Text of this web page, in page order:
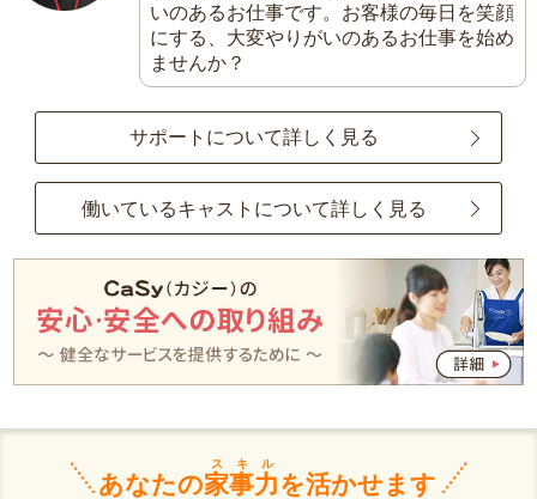
いのあるお仕事です。お客様の毎日を笑顔
にする、大変やりがいのあるお仕事を始め
ませんか？
サポートについて詳しく見る
働いているキャストについて詳しく見る
あなたの家事力
スキル
を活かせます